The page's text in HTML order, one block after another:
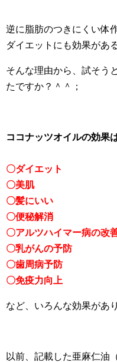
逆に脂肪のつきにくい体
ダイエットにも効果があ
そんな理由から、試そう
たですか？＾＾；
ココナッツオイルの効果
〇ダイエット
〇美肌
〇髪にいい
〇便秘解消
〇アルツハイマー病の改
〇乳がんの予防
〇歯周病予防
〇免疫力向上
など、いろんな効果があ
以前、記載した亜麻仁油